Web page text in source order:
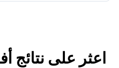
اعثر على نتائج